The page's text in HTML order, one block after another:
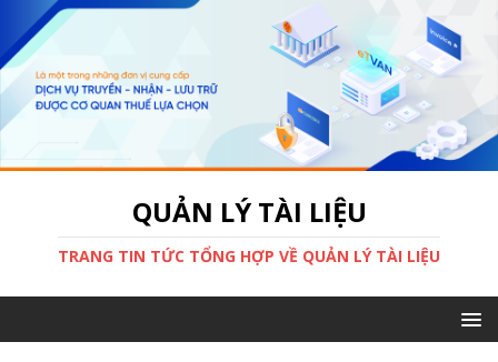
QUẢN LÝ TÀI LIỆU
TRANG TIN TỨC TỔNG HỢP VỀ QUẢN LÝ TÀI LIỆU